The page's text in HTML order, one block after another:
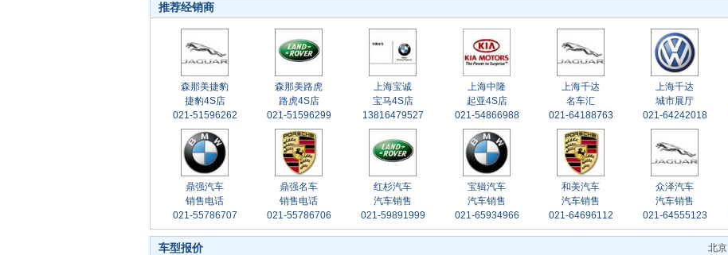
推荐经销商
森那美捷豹
捷豹4S店
021-51596262
森那美路虎
路虎4S店
021-51596299
上海宝诚
宝马4S店
13816479527
上海中隆
起亚4S店
021-54866988
上海千达
名车汇
021-64188763
上海千达
城市展厅
021-64242018
鼎强汽车
销售电话
021-55786707
鼎强名车
销售电话
021-55786706
红杉汽车
汽车销售
021-59891999
宝辑汽车
汽车销售
021-65934966
和美汽车
汽车销售
021-64696112
众泽汽车
汽车销售
021-64555123
车型报价 北京